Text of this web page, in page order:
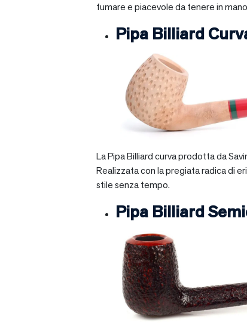
fumare e piacevole da tenere in
Pipa Billiard
La Pipa Billiard curva prodotta da
Realizzata con la pregiata radica di
stile senza tempo.
Pipa Billiard